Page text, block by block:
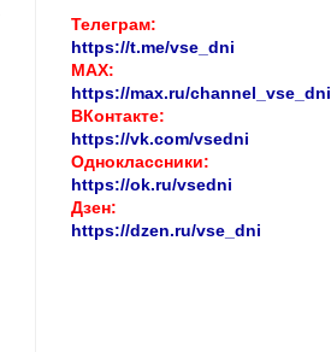
Телеграм:
https://t.me/vse_dni
MAX:
https://max.ru/channel_vse_dni
ВКонтакте:
https://vk.com/vsedni
Одноклассники:
https://ok.ru/vsedni
Дзен:
https://dzen.ru/vse_dni